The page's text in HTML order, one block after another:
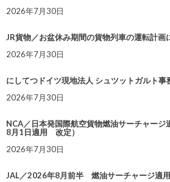
2026年7月30日
JR貨物／お盆休み期間の貨物列車の運転計画
2026年7月30日
にしてつドイツ現地法人 シュツットガルト事
2026年7月30日
NCA／日本発国際航空貨物燃油サーチャー
8月1日適用 改定）
2026年7月30日
JAL／2026年8月前半 燃油サーチャージ適